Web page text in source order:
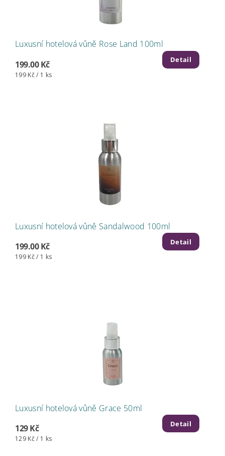
Luxusní hotelová vůně Rose Land 100ml
199.00 Kč
199 Kč / 1 ks
Detail
Luxusní hotelová vůně Sandalwood 100ml
199.00 Kč
199 Kč / 1 ks
Detail
Luxusní hotelová vůně Grace 50ml
129 Kč
129 Kč / 1 ks
Detail